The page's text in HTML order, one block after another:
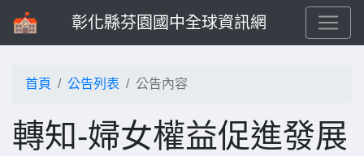
彰化縣芬園國中全球資訊網
首頁 公告列表 公告內容
轉知-婦女權益促進發展